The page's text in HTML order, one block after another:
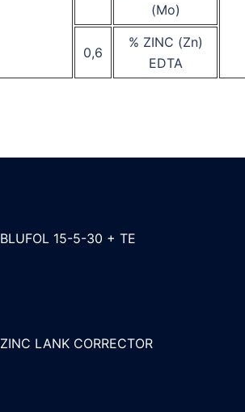
(Mo)
0,6
% ZINC (Zn)
EDTA
BLUFOL 15-5-30 + TE
ZINC LANK CORRECTOR